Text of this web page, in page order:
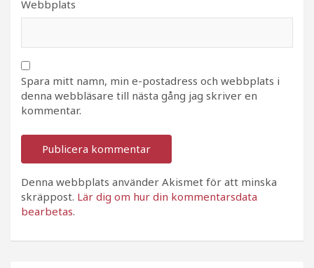
Webbplats
Spara mitt namn, min e-postadress och webbplats i
denna webbläsare till nästa gång jag skriver en
kommentar.
Denna webbplats använder Akismet för att minska
skräppost. Lär dig om hur din kommentarsdata
bearbetas.